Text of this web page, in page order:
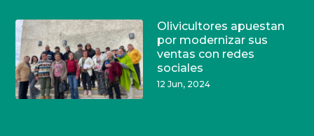
Olivicultores apuestan
por modernizar sus
ventas con redes
sociales
12 Jun, 2024